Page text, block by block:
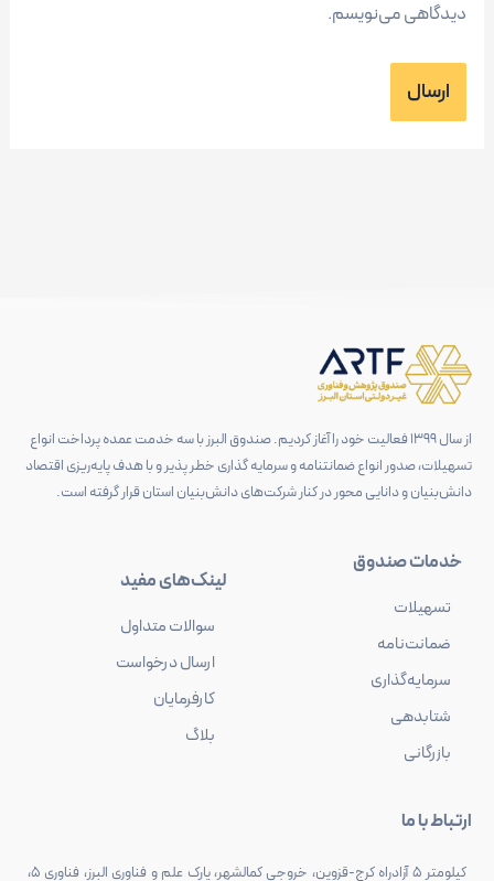
دیدگاهی می‌نویسم.
از سال 1399 فعالیت خود را آغاز کردیم. صندوق البرز با سه خدمت عمده پرداخت انواع
تسهیلات، صدور انواع ضمانتنامه و سرمایه گذاری خطر پذیر و با هدف پایه‌ریزی اقتصاد
دانش‌بنیان و دانایی محور در کنار شرکت‌های دانش‌بنیان استان قرار گرفته است.
خدمات صندوق
تسهیلات
ضمانت‌نامه
سرمایه‌گذاری
شتابدهی
بازرگانی
لینک‌های مفید
سوالات متداول
ارسال درخواست
کارفرمایان
بلاگ
ارتباط با ما
کیلومتر 5 آزادراه کرج-قزوین، خروجی کمالشهر، پارک علم و فناوری البرز، فناوری 5،